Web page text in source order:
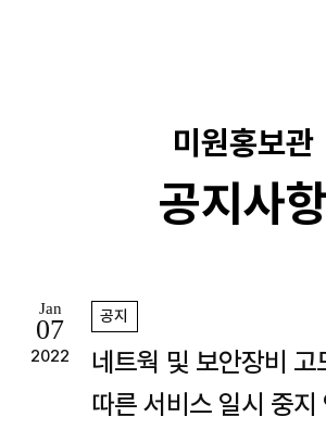
미원홍보관
공지사항
Jan
07
2022
공지
네트웍 및 보안장비 고
따른 서비스 일시 중지